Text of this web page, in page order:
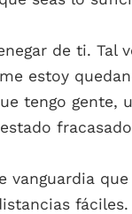
de ti. Tal
estoy
tengo gente,
vanguardia
fáciles.